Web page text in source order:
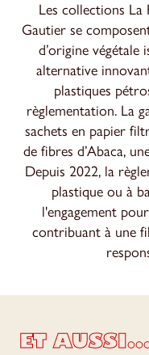
Les collections
Gautier se
d’origine végétale
alternative
plastiques
règlementation. La
sachets en papier
de fibres d’Abaca,
Depuis 2022, la
plastique ou à
l'engagement
contribuant à une
ET